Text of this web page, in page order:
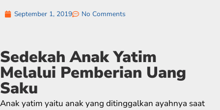
September 1, 2019 No Comments
Sedekah Anak Yatim
Melalui Pemberian Uang
Saku
Anak yatim yaitu anak yang ditinggalkan ayahnya saat